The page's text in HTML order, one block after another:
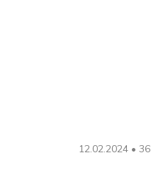
12.02.2024 • 36